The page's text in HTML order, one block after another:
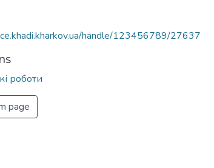
handle/123456789/27637
роботи
page